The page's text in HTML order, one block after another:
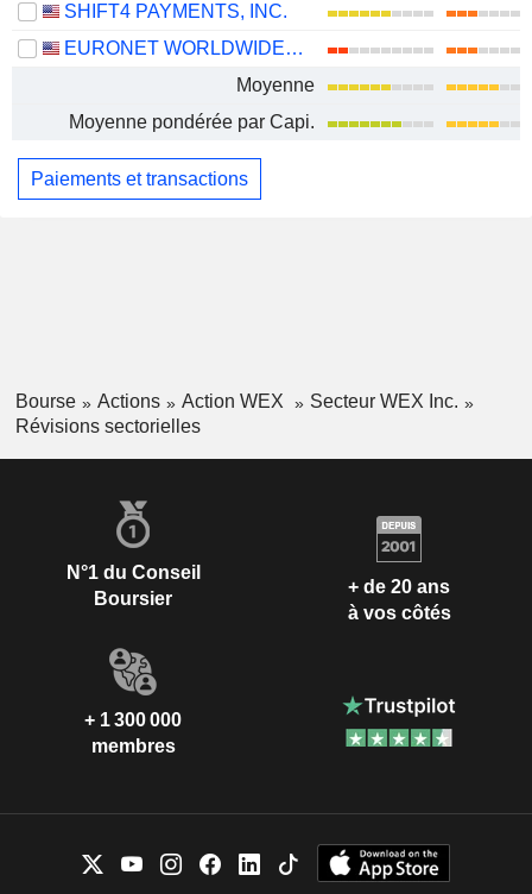
SHIFT4 PAYMENTS, INC.
EURONET WORLDWIDE, INC.
Moyenne
Moyenne pondérée par Capi.
Paiements et transactions
Bourse Actions Action WEX
Secteur WEX Inc.
Révisions sectorielles
N°1 du Conseil
Boursier
+ de 20 ans
à vos côtés
+ 1 300 000
membres